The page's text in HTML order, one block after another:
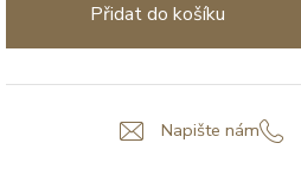
Přidat do košíku
Napište nám